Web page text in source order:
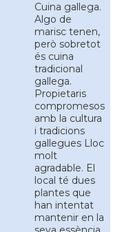
Cuina gallega.
Algo de
marisc tenen,
però sobretot
és cuina
tradicional
gallega.
Propietaris
compromesos
amb la cultura
i tradicions
gallegues Lloc
molt
agradable. El
local té dues
plantes que
han intentat
mantenir en la